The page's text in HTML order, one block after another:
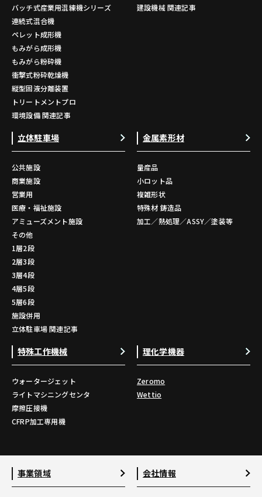
バッチ式産業用混練機シリーズ
連続式混合機
ペレット成形機
もみがら成形機
もみがら粉砕機
衝撃式粉砕乾燥機
縦型固液分離装置
トリートメントプロ
環境設備 関連記事
建設機械 関連記事
立体駐車場
公共施設
商業施設
営業用
医療・福祉施設
アミューズメント施設
その他
1層2段
2層3段
3層4段
4層5段
5層6段
施設併用
立体駐車場 関連記事
金属素形材
量産品
小ロット品
複雑形状
特殊材 鋳造品
加工／熱処理／ASSY／塗装等
特殊工作機械
ウォータージェット
ライトマシニングセンタ
摩擦圧接機
CFRP加工専用機
理化学機器
Zeromo
Wettio
事業領域 会社情報